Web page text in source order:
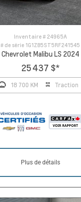
Inventaire # 24965A
# de série 1G1ZB5ST5RF241545
Chevrolet Malibu LS 2024
25 437 $*
18 700 KM Traction
Plus de détails